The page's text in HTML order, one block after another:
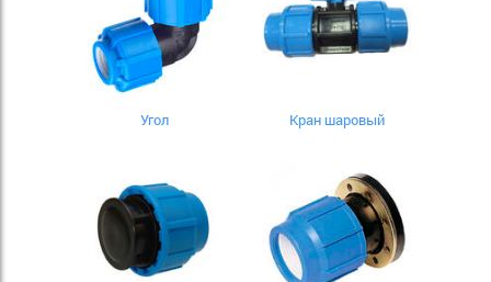
Угол Кран шаровый